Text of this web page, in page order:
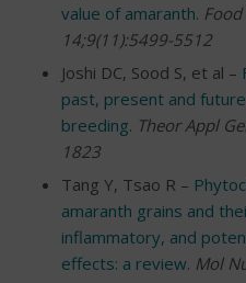
value of amaranth.
14;9(11):5499-5512
Joshi DC, Sood S, et al –
past, present and
breeding. Theor Appl
1823
Tang Y, Tsao R –
amaranth grains and
inflammatory, and
effects: a review. Mol